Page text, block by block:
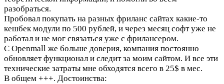
разобраться.
Пробовал покупать на разных фриланс сайтах какие-то
кешбек модули по 500 рублей, и через месяц софт уже не
работал и не мог связаться уже с фрилансером.
С Openmall же больше доверия, компания постоянно
обновляет функционал и следит за моим сайтом. И все эти
технические затраты мне обходятся всего в 25$ в мес.
В общем +++. Достоинства: